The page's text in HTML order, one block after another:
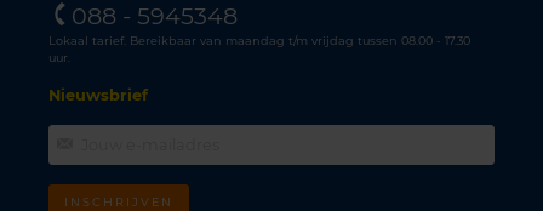
088 - 5945348
Lokaal tarief. Bereikbaar van maandag t/m vrijdag tussen 08.00 - 17.30
uur.
Nieuwsbrief
INSCHRIJVEN